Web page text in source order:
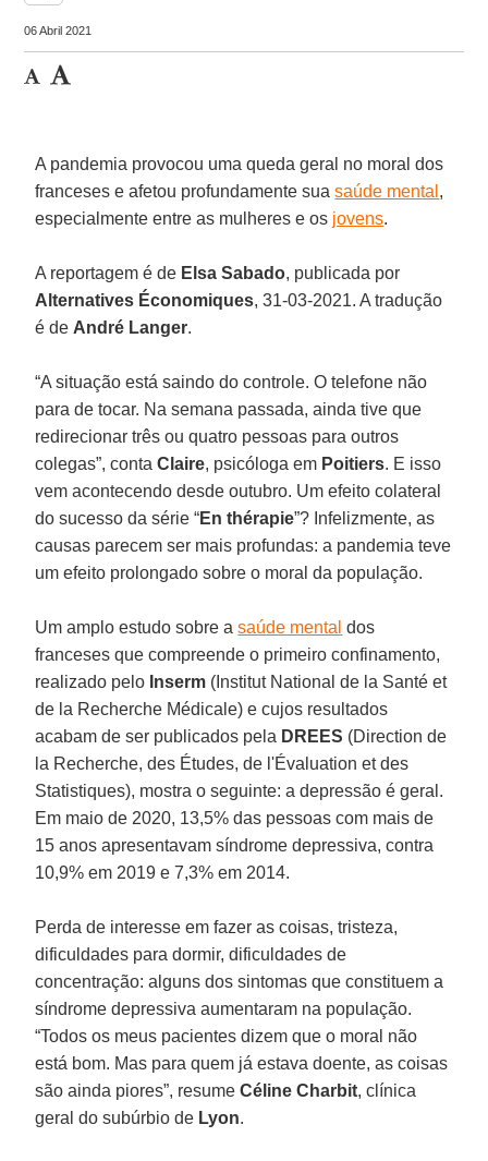
06 Abril 2021
A pandemia provocou uma queda geral no moral dos
franceses e afetou profundamente suasaúde mental ,
especialmente entre as mulheres e os jovens.
A reportagem é de Elsa Sabado, publicada por
Alternatives Économiques, 31-03-2021. A tradução
é de André Langer.
“A situação está saindo do controle. O telefone não
para de tocar. Na semana passada, ainda tive que
redirecionar três ou quatro pessoas para outros
colegas”, contaClaire, psicóloga em Poitiers. E isso
vem acontecendo desde outubro. Um efeito colateral
do sucesso da série “En thérapie”? Infelizmente, as
causas parecem ser mais profundas: a pandemia teve
um efeito prolongado sobre o moral da população.
Um amplo estudo sobre asaúde mental dos
franceses que compreende o primeiro confinamento,
realizado pelo Inserm (Institut National de la Santé et
de la Recherche Médicale) e cujos resultados
acabam de ser publicados pela DREES (Direction de
la Recherche, des Études, de l'Évaluation et des
Statistiques), mostra o seguinte: a depressão é geral.
Em maio de 2020, 13,5% das pessoas com mais de
15 anos apresentavam síndrome depressiva, contra
10,9% em 2019 e 7,3% em 2014.
Perda de interesse em fazer as coisas, tristeza,
dificuldades para dormir, dificuldades de
concentração: alguns dos sintomas que constituem a
síndrome depressiva aumentaram na população.
“Todos os meus pacientes dizem que o moral não
está bom. Mas para quem já estava doente, as coisas
são ainda piores”, resumeCéline Charbit, clínica
geral do subúrbio de Lyon.